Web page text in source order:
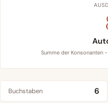
Summe der Konsonanten
Buchstaben 6